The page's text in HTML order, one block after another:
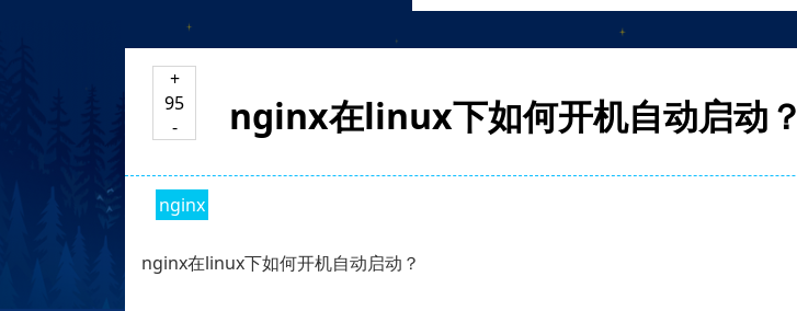
+
95
-
nginx在linux下如何开机自动启动？
nginx
nginx在linux下如何开机自动启动？